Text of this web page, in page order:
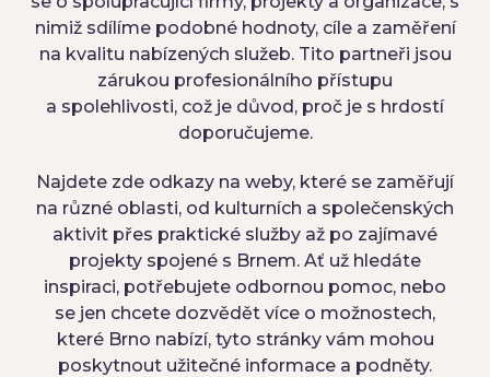
nimiž sdílíme podobné hodnoty, cíle a zaměření
na kvalitu nabízených služeb. Tito partneři jsou
zárukou profesionálního přístupu
a spolehlivosti, což je důvod, proč je s hrdostí
doporučujeme.
Najdete zde odkazy na weby, které se zaměřují
na různé oblasti, od kulturních a společenských
aktivit přes praktické služby až po zajímavé
projekty spojené s Brnem. Ať už hledáte
inspiraci, potřebujete odbornou pomoc, nebo
se jen chcete dozvědět více o možnostech,
které Brno nabízí, tyto stránky vám mohou
poskytnout užitečné informace a podněty.